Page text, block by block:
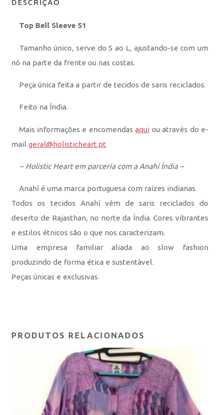
DESCRIÇÃO
Top Bell Sleeve 51
Tamanho único, serve do S ao L, ajustando-se com um
nó na parte da frente ou nas costas.
Peça única feita a partir de tecidos de saris reciclados.
Feito na Índia.
Mais informações e encomendasaqui ou através do e-
mailgeral@holisticheart.pt
~ Holistic Heart em parceria com a Anahí Índia ~
Anahí é uma marca portuguesa com raízes indianas.
Todos os tecidos Anahí vêm de saris reciclados do
deserto de Rajasthan, no norte da Índia. Cores vibrantes
e estilos étnicos são o que nos caracterizam.
Uma empresa familiar aliada ao slow fashion
produzindo de forma ética e sustentável.
Peças únicas e exclusivas.
PRODUTOS RELACIONADOS